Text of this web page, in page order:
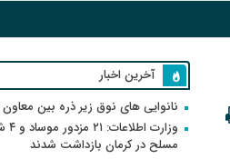
آخرین اخبار
نانوایی های نوق زیر ذره بین
وزارت
مسلح در کرمان بازداشت شدند